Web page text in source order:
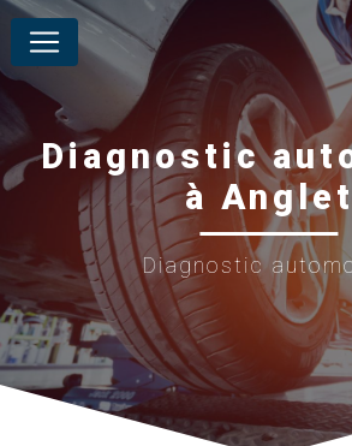
Diagnostic
à Anglet
Diagnostic
Panneau de gestion des cookies